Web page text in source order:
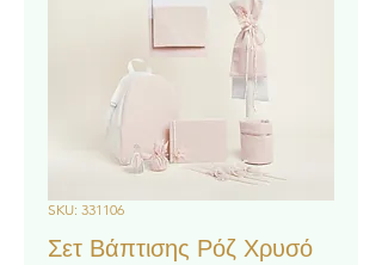
SKU: 331106
Σετ Βάπτισης Ρόζ Χρυσό